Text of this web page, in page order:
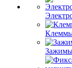
Клеммы